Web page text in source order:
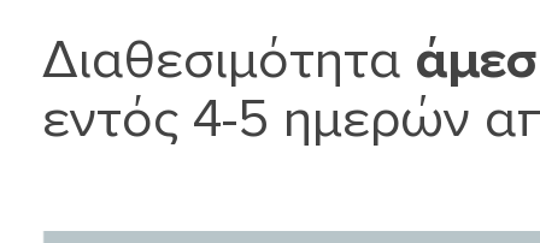
Διαθεσιμότητα
εντός 4-5 ημερών